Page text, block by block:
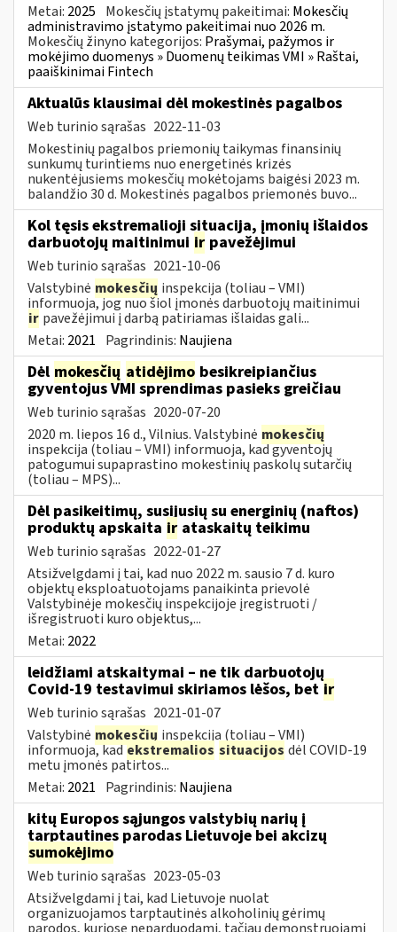
Metai: 2025 Mokesčių įstatymų pakeitimai: Mokesčių
administravimo įstatymo pakeitimai nuo 2026 m.
Mokesčių žinyno kategorijos: Prašymai, pažymos ir
mokėjimo duomenys » Duomenų teikimas VMI » Raštai,
paaiškinimai Fintech
Aktualūs klausimai dėl mokestinės pagalbos
Web turinio sąrašas 2022-11-03
Mokestinių pagalbos priemonių taikymas finansinių
sunkumų turintiems nuo energetinės krizės
nukentėjusiems mokesčių mokėtojams baigėsi 2023 m.
balandžio 30 d. Mokestinės pagalbos priemonės buvo...
Kol tęsis ekstremalioji situacija, įmonių išlaidos
darbuotojų maitinimui ir pavežėjimui
Web turinio sąrašas 2021-10-06
Valstybinė mokesčių inspekcija (toliau – VMI)
informuoja, jog nuo šiol įmonės darbuotojų maitinimui
ir pavežėjimui į darbą patiriamas išlaidas gali...
Metai: 2021 Pagrindinis: Naujiena
Dėl mokesčių atidėjimo besikreipiančius
gyventojus VMI sprendimas pasieks greičiau
Web turinio sąrašas 2020-07-20
2020 m. liepos 16 d., Vilnius. Valstybinė mokesčių
inspekcija (toliau – VMI) informuoja, kad gyventojų
patogumui supaprastino mokestinių paskolų sutarčių
(toliau – MPS)...
Dėl pasikeitimų, susijusių su energinių (naftos)
produktų apskaita ir ataskaitų teikimu
Web turinio sąrašas 2022-01-27
Atsižvelgdami į tai, kad nuo 2022 m. sausio 7 d. kuro
objektų eksploatuotojams panaikinta prievolė
Valstybinėje mokesčių inspekcijoje įregistruoti /
išregistruoti kuro objektus,...
Metai: 2022
leidžiami atskaitymai – ne tik darbuotojų
Covid-19 testavimui skiriamos lėšos, bet ir
Web turinio sąrašas 2021-01-07
Valstybinė mokesčių inspekcija (toliau – VMI)
informuoja, kadekstremalios situacijos dėl COVID-19
metu įmonės patirtos...
Metai: 2021 Pagrindinis: Naujiena
kitų Europos sąjungos valstybių narių į
tarptautines parodas Lietuvoje bei akcizų
sumokėjimo
Web turinio sąrašas 2023-05-03
Atsižvelgdami į tai, kad Lietuvoje nuolat
organizuojamos tarptautinės alkoholinių gėrimų
parodos, kuriose neparduodami, tačiau demonstruojami